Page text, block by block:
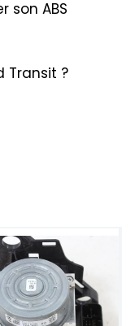
son ABS
Transit ?